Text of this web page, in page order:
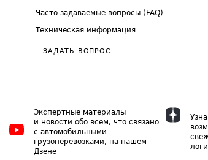
Часто задаваемые вопросы (FAQ)
Техническая информация
ЗАДАТЬ ВОПРОС
Экспертные материалы
и новости обо всем, что связано
с автомобильными
грузоперевозками, на нашем
Дзене